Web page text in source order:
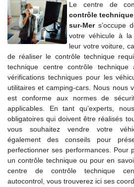
Le centre de
contrôle
sur-Mers’occupe
votre véhicule à la
leur votre voiture,
de réaliser le contrôle technique
technique centre contrôle technique
vérifications techniques pour les
utilitaires et camping-cars. Nous nous
est conforme aux normes de
applicables. En tant qu’experts,
obligatoires qui doivent être réalisés
vous souhaitez vendre votre
également des conseils pour
perfectionner ses performances. Pour
un contrôle technique ou pour en
centre de contrôle technique
autocontrol, vous trouverez ici ses